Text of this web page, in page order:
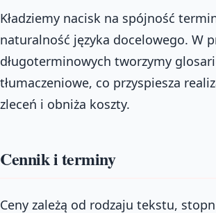
Kładziemy nacisk na spójność
naturalność języka docelowego. W
długoterminowych tworzymy
tłumaczeniowe, co przyspiesza
zleceń i obniża koszty.
Cennik i terminy
Ceny zależą od rodzaju tekstu,